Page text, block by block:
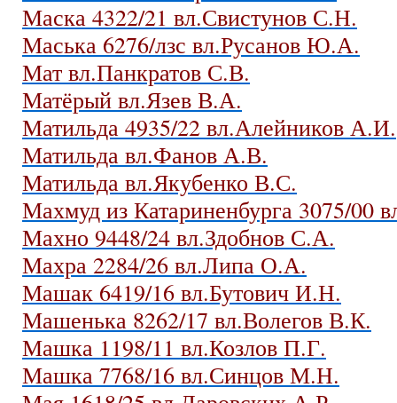
Маска 4322/21 вл.Свистунов С.Н.
Маська 6276/лзс вл.Русанов Ю.А.
Мат вл.Панкратов С.В.
Матёрый вл.Язев В.А.
Матильда 4935/22 вл.Алейников А.И.
Матильда вл.Фанов А.В.
Матильда вл.Якубенко В.С.
Махмуд из Катариненбурга 3075/00
Махно 9448/24 вл.Здобнов С.А.
Махра 2284/26 вл.Липа О.А.
Машак 6419/16 вл.Бутович И.Н.
Машенька 8262/17 вл.Волегов В.К.
Машка 1198/11 вл.Козлов П.Г.
Машка 7768/16 вл.Синцов М.Н.